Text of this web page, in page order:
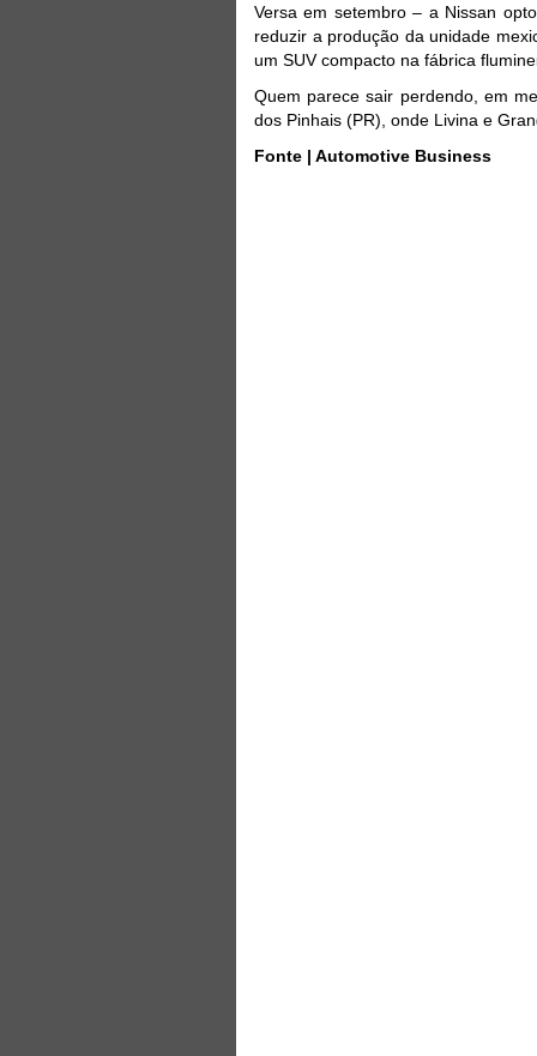
Versa em setembro – a Nissan
reduzir a produção da unidade
um SUV compacto na fábrica
Quem parece sair perdendo, em
dos Pinhais (PR), onde Livina e
Fonte | Automotive Business